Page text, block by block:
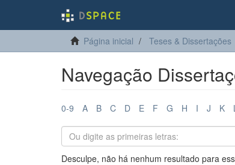
Página inicial Teses & Dissertações
Navegação
0-9 A B C D E F G H I J K
Desculpe, não há nenhum resultado para